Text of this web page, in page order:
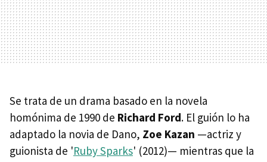
Se trata de un drama basado en la novela
homónima de 1990 de Richard Ford. El guión lo ha
adaptado la novia de Dano, Zoe Kazan —actriz y
guionista de 'Ruby Sparks' (2012)— mientras que la